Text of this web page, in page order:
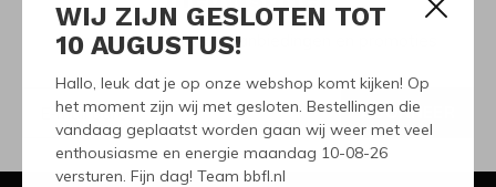
WIJ ZIJN GESLOTEN TOT
10 AUGUSTUS!
Hallo, leuk dat je op onze webshop komt kijken! Op
het moment zijn wij met gesloten. Bestellingen die
vandaag geplaatst worden gaan wij weer met veel
enthousiasme en energie maandag 10-08-26
versturen. Fijn dag! Team bbfl.nl
Ontvang de nieuwste aanbiedingen en promoties
ABONNEER